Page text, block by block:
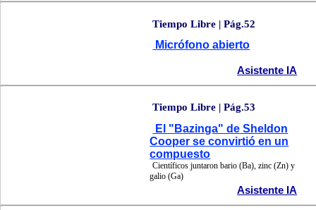
Tiempo Libre | Pág.52
Micrófono abierto
Asistente IA
Tiempo Libre | Pág.53
El "Bazinga" de Sheldon
Cooper se convirtió en un
compuesto
Científicos juntaron bario (Ba), zinc (Zn) y
galio (Ga)
Asistente IA